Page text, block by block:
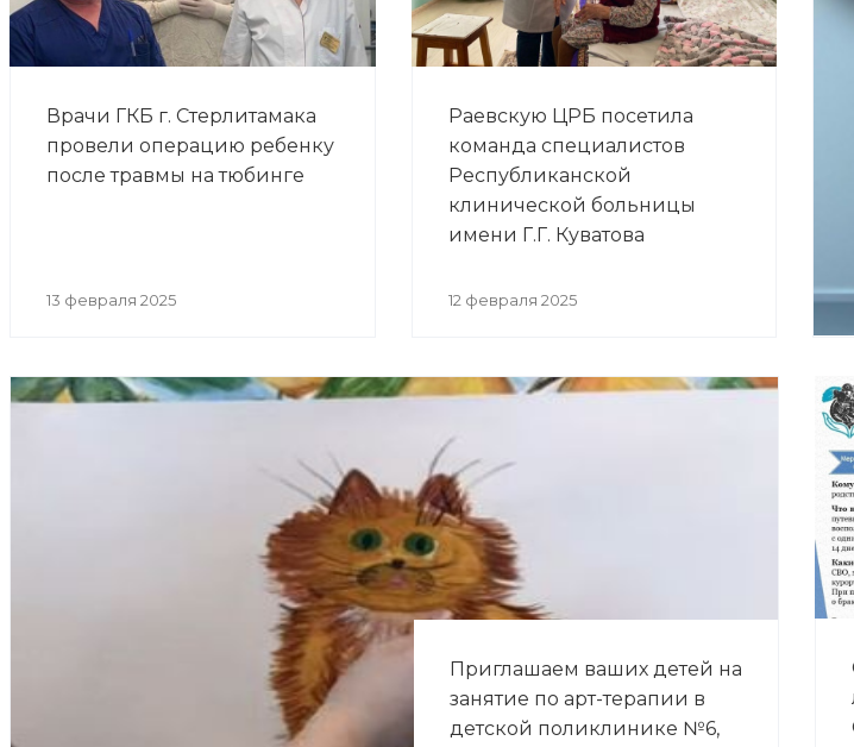
Врачи ГКБ г. Стерлитамака
провели операцию ребенку
после травмы на тюбинге
13 февраля 2025
Раевскую ЦРБ посетила
команда специалистов
Республиканской
клинической больницы
имени Г.Г. Куватова
12 февраля 2025
Приглашаем ваших детей на
занятие по арт-терапии в
детской поликлинике №6,